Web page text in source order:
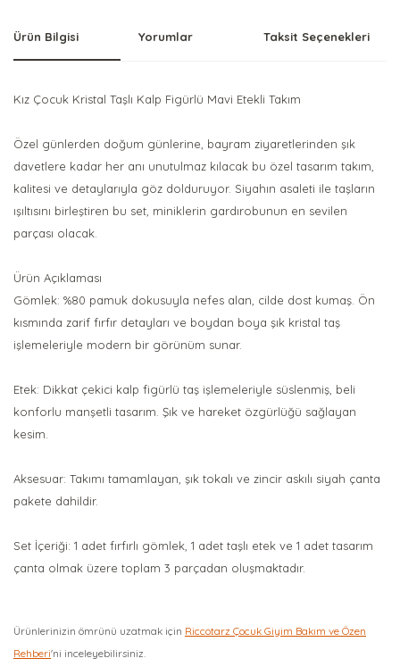
Ürün Bilgisi Yorumlar Taksit Seçenekleri
Kız Çocuk Kristal Taşlı Kalp Figürlü Mavi Etekli Takım
Özel günlerden doğum günlerine, bayram ziyaretlerinden şık
davetlere kadar her anı unutulmaz kılacak bu özel tasarım takım,
kalitesi ve detaylarıyla göz dolduruyor. Siyahın asaleti ile taşların
ışıltısını birleştiren bu set, miniklerin gardırobunun en sevilen
parçası olacak.
Ürün Açıklaması
Gömlek: %80 pamuk dokusuyla nefes alan, cilde dost kumaş. Ön
kısmında zarif fırfır detayları ve boydan boya şık kristal taş
işlemeleriyle modern bir görünüm sunar.
Etek: Dikkat çekici kalp figürlü taş işlemeleriyle süslenmiş, beli
konforlu manşetli tasarım. Şık ve hareket özgürlüğü sağlayan
kesim.
Aksesuar: Takımı tamamlayan, şık tokalı ve zincir askılı siyah çanta
pakete dahildir.
Set İçeriği: 1 adet fırfırlı gömlek, 1 adet taşlı etek ve 1 adet tasarım
çanta olmak üzere toplam 3 parçadan oluşmaktadır.
Ürünlerinizin ömrünü uzatmak için Riccotarz Çocuk Giyim Bakım ve Özen
Rehberi'ni inceleyebilirsiniz.